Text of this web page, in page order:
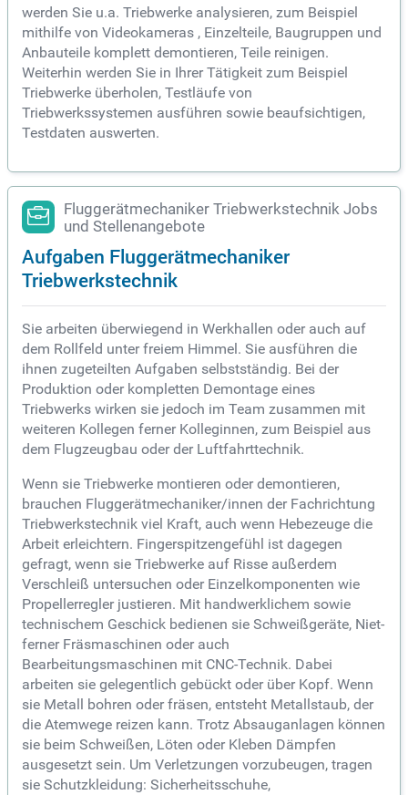
werden Sie u.a. Triebwerke analysieren, zum Beispiel
mithilfe von Videokameras , Einzelteile, Baugruppen und
Anbauteile komplett demontieren, Teile reinigen.
Weiterhin werden Sie in Ihrer Tätigkeit zum Beispiel
Triebwerke überholen, Testläufe von
Triebwerkssystemen ausführen sowie beaufsichtigen,
Testdaten auswerten.
Fluggerätmechaniker Triebwerkstechnik Jobs
und Stellenangebote
Aufgaben Fluggerätmechaniker
Triebwerkstechnik
Sie arbeiten überwiegend in Werkhallen oder auch auf
dem Rollfeld unter freiem Himmel. Sie ausführen die
ihnen zugeteilten Aufgaben selbstständig. Bei der
Produktion oder kompletten Demontage eines
Triebwerks wirken sie jedoch im Team zusammen mit
weiteren Kollegen ferner Kolleginnen, zum Beispiel aus
dem Flugzeugbau oder der Luftfahrttechnik.
Wenn sie Triebwerke montieren oder demontieren,
brauchen Fluggerätmechaniker/innen der Fachrichtung
Triebwerkstechnik viel Kraft, auch wenn Hebezeuge die
Arbeit erleichtern. Fingerspitzengefühl ist dagegen
gefragt, wenn sie Triebwerke auf Risse außerdem
Verschleiß untersuchen oder Einzelkomponenten wie
Propellerregler justieren. Mit handwerklichem sowie
technischem Geschick bedienen sie Schweißgeräte, Niet-
ferner Fräsmaschinen oder auch
Bearbeitungsmaschinen mit CNC-Technik. Dabei
arbeiten sie gelegentlich gebückt oder über Kopf. Wenn
sie Metall bohren oder fräsen, entsteht Metallstaub, der
die Atemwege reizen kann. Trotz Absauganlagen können
sie beim Schweißen, Löten oder Kleben Dämpfen
ausgesetzt sein. Um Verletzungen vorzubeugen, tragen
sie Schutzkleidung: Sicherheitsschuhe,